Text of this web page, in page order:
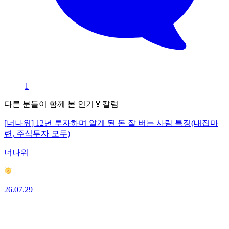
1
다른 분들이 함께 본 인기🏅칼럼
[너나위] 12년 투자하며 알게 된 돈 잘 버는 사람 특징(내집마
련, 주식투자 모두)
너나위
26.07.29